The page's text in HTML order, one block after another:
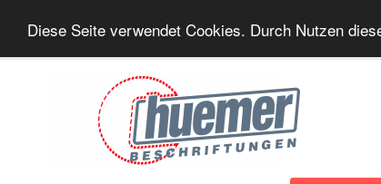
Diese Seite verwendet Cookies. Durch Nutzen